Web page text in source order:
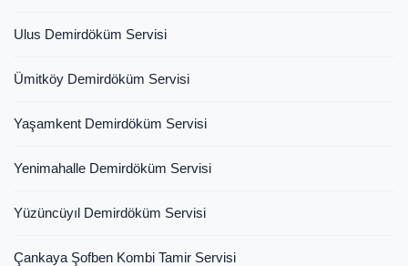
Ulus Demirdöküm Servisi
Ümitköy Demirdöküm Servisi
Yaşamkent Demirdöküm Servisi
Yenimahalle Demirdöküm Servisi
Yüzüncüyıl Demirdöküm Servisi
Çankaya Şofben Kombi Tamir Servisi